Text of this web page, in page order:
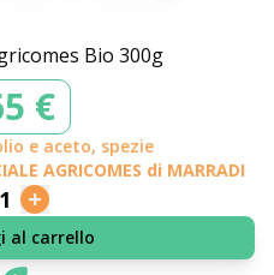
€
e aceto, spezie
AGRICOMES di MARRADI
1
al carrello